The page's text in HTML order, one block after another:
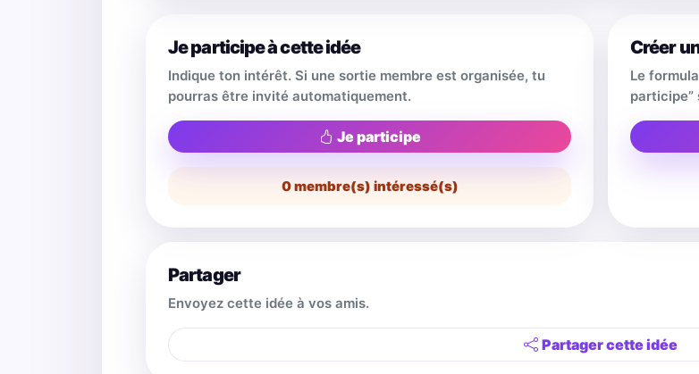
Je participe à cette idée
Indique ton intérêt. Si une sortie membre est organisée, tu
pourras être invité automatiquement.
Je participe
0membre(s) intéressé(s)
Créer
Le
Partager
Envoyez cette idée à vos amis.
Partager cette idée